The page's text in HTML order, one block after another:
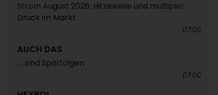
Strom August 2026: Hitzewelle und multipler
Druck im Markt
07:00
AUCH DAS
.... sind Spätfolgen:
07:00